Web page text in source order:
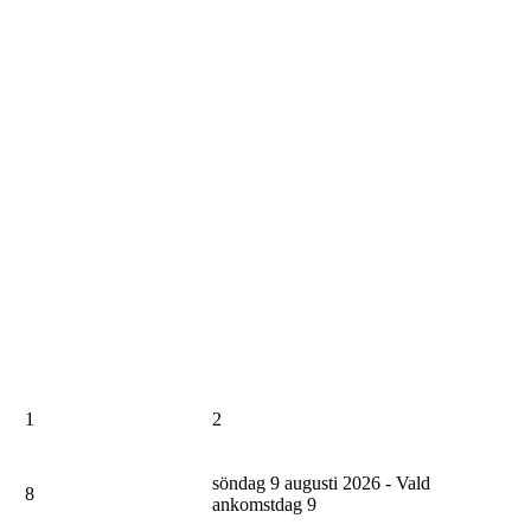
1 2
8
söndag 9 augusti 2026 - Vald
ankomstdag 9